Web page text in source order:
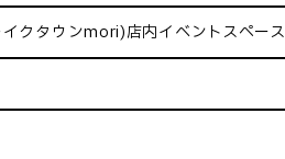
クタウンmori)店内イベントスペース